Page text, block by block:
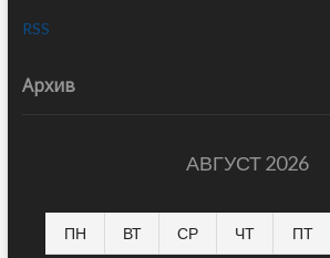
RSS
Архив
АВГУСТ 2026
ПН ВТ СР ЧТ ПТ